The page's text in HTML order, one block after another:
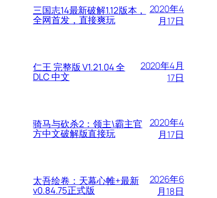
三国志14最新破解1.12版本，
全网首发，直接爽玩
2020年4
月17日
仁王 完整版 V1.21.04 全
DLC 中文
2020年4月
17日
骑马与砍杀2：领主\霸主官
方中文破解版直接玩
2020年4
月17日
太吾绘卷：天幕心帷+最新
v0.84.75正式版
2026年6
月18日